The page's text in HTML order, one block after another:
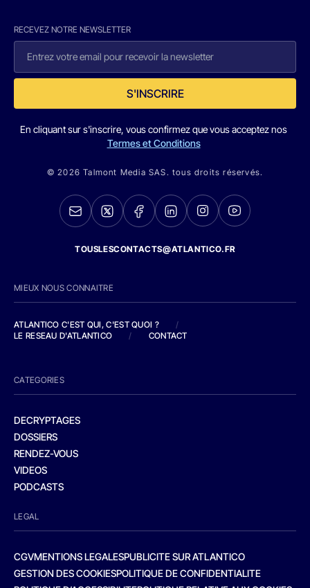
RECEVEZ NOTRE NEWSLETTER
S'INSCRIRE
En cliquant sur s'inscrire, vous confirmez que vous acceptez nos
Termes et Conditions
© 2026 Talmont Media SAS. tous droits réservés.
TOUSLESCONTACTS@ATLANTICO.FR
MIEUX NOUS CONNAITRE
ATLANTICO C'EST QUI, C'EST QUOI ?
/
LE RESEAU D'ATLANTICO
/ CONTACT
CATEGORIES
DECRYPTAGES
DOSSIERS
RENDEZ-VOUS
VIDEOS
PODCASTS
LEGAL
CGVMENTIONS LEGALESPUBLICITE SUR ATLANTICO
GESTION DES COOKIESPOLITIQUE DE CONFIDENTIALITE